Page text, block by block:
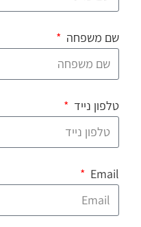
שם משפחה
טלפון נייד
Email